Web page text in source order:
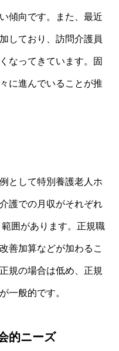
傾向です。また、最近
しており、訪問介護員
なってきています。固
に進んでいることが推
として特別養護老人ホ
護での月収がそれぞれ
囲があります。正規職
善加算などが加わるこ
規の場合は低め、正規
一般的です。
的ニーズ